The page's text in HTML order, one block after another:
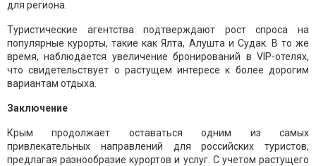
для региона.
Туристические агентства подтверждают рост спроса на
популярные курорты, такие как Ялта, Алушта и Судак. В то же
время, наблюдается увеличение бронирований в VIP-отелях,
что свидетельствует о растущем интересе к более дорогим
вариантам отдыха.
Заключение
Крым продолжает оставаться одним из самых
привлекательных направлений для российских туристов,
предлагая разнообразие курортов и услуг. С учетом растущего